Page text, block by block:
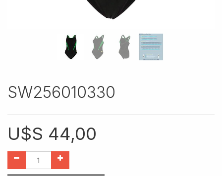
SW256010330
U$S 44,00